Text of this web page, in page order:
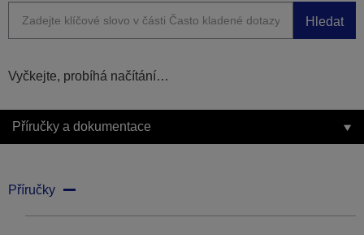
Hledat
Vyčkejte, probíhá načítání…
Příručky a dokumentace
Příručky